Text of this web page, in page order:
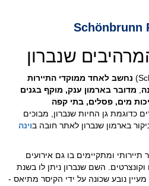
שנברון
נחשב לאחד ממוקדי התיירות
מדובר בארמון ענק, מוקף בגנים
מים, פסלים, בתי קפה
כדוגמת גן החיות שנברון, מבוכים
בארמון שנברון לאתר חובה בוינה
ומתקיימים בו גם אירועים
השם שנברון ניתן לו בשנת
מעיין נובע שכונה על ידי הקיסר מתיאס -